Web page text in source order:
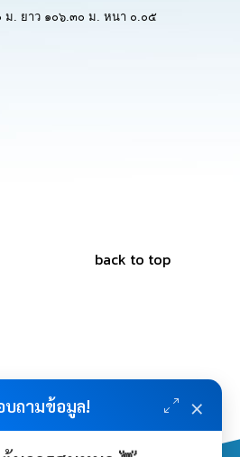
ม. ยาว ๑๐๖.๓๐ ม. หนา ๐.๐๕
back to top
บถามข้อมูล! ×